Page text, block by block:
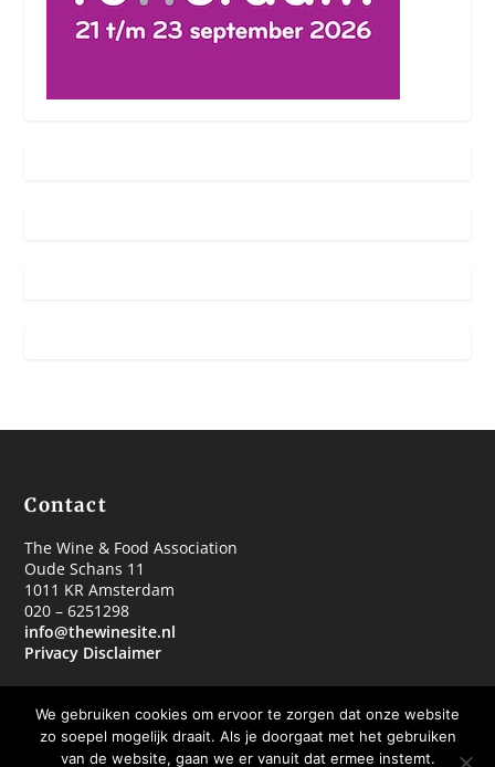
Contact
The Wine & Food Association
Oude Schans 11
1011 KR Amsterdam
020 – 6251298
info@thewinesite.nl
Privacy Disclaimer
We gebruiken cookies om ervoor te zorgen dat onze website
zo soepel mogelijk draait. Als je doorgaat met het gebruiken
van de website, gaan we er vanuit dat ermee instemt.